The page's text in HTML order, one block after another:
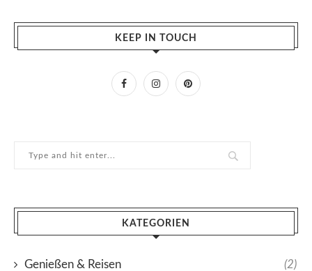
KEEP IN TOUCH
KATEGORIEN
Genießen & Reisen (2)